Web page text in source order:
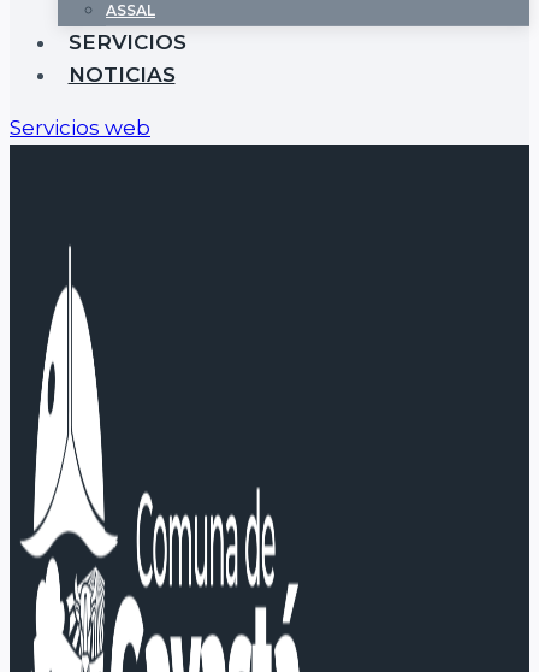
ASSAL
SERVICIOS
NOTICIAS
Servicios web